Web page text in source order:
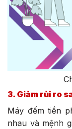
3. Giảm rủi ro
Máy đếm tiền
nhau và mệnh